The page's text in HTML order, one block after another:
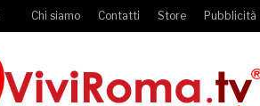
Chi siamo Contatti Store Pubblicità